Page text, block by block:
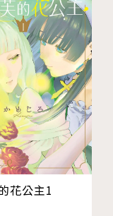
花公主1